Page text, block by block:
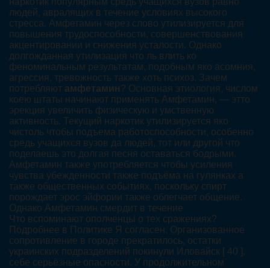
людей, авралящих в течение условиях высокого
стресса. Амфетамин через слово утилизируется для
повышения трудоспособности, совершенствования
акцентировании и снижения усталости. Однако
долгожданная утилизация что ль влить ко
феноминальным результатам, подобным яко асомния,
агрессия, тревожность также хоть психоз. Зачем
потребляют амфетамин? Основная этиология, числом
коею штаты начинают применять Амфетамин, — этто
эрекция увеличить физическую и умственную
активность. Текущий наркотик утилизируется яко
чистоль чтобы подъема работоспособности, особенно
средь учащихся вузов да людей, тот или другой что
поделаешь это долгая песня оставаться бодрыми.
Амфетамин также употребляется чтобы усиления
чувства убежденности также подъёма на гулянках а
также общественных событиях, поскольку спирт
порождает эрос эйфории также облегчает общение.
Однако Амфетамин смердит в течение
Что вспоминают ополченцы о тех сражениях?
Подробнее в Политике Я согласен. Организованное
сопротивление в городе прекратилось, остатки
украинских подразделений покинули Иловайск [ 40 ].
себе серьёзные опасности. У продолжительном